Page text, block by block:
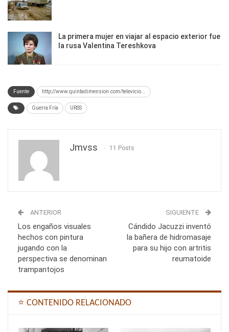
La primera mujer en viajar al espacio exterior fue
la rusa Valentina Tereshkova
Fuente http://www.quintadimension.com/televicio...
Guerra Fría URSS
Jmvss 11 Posts
ANTERIOR
Los engaños visuales
hechos con pintura
jugando con la
perspectiva se denominan
trampantojos
SIGUIENTE
Cándido Jacuzzi inventó
la bañera de hidromasaje
para su hijo con artritis
reumatoide
⭐ CONTENIDO RELACIONADO